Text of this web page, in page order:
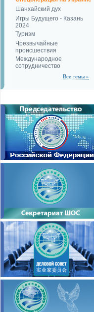
Шанхайский дух
Игры Будущего - Казань
2024
Туризм
Чрезвычайные
происшествия
Международное
сотрудничество
Все темы »